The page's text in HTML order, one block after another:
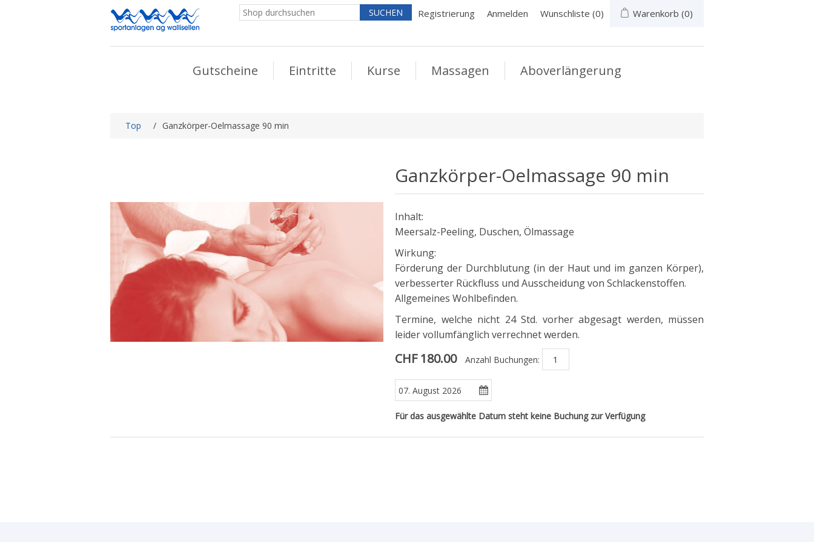
Registrierung Anmelden Wunschliste (0) Warenkorb (0)
Gutscheine Eintritte Kurse Massagen Aboverlängerung
Top / Ganzkörper-Oelmassage 90 min
Ganzkörper-Oelmassage 90 min
Inhalt:
Meersalz-Peeling, Duschen, Ölmassage
Wirkung:
Förderung der Durchblutung (in der Haut und im ganzen Körper),
verbesserter Rückfluss und Ausscheidung von Schlackenstoffen.
Allgemeines Wohlbefinden.
Termine, welche nicht 24 Std. vorher abgesagt werden, müssen
leider vollumfänglich verrechnet werden.
CHF 180.00 Anzahl Buchungen:
Für das ausgewählte Datum steht keine Buchung zur Verfügung